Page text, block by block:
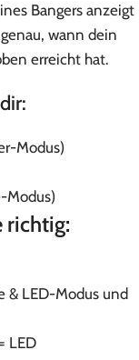
Bangers anzeigt
wann dein
erreicht hat.
Modus)
Modus)
richtig:
& LED-Modus und
LED